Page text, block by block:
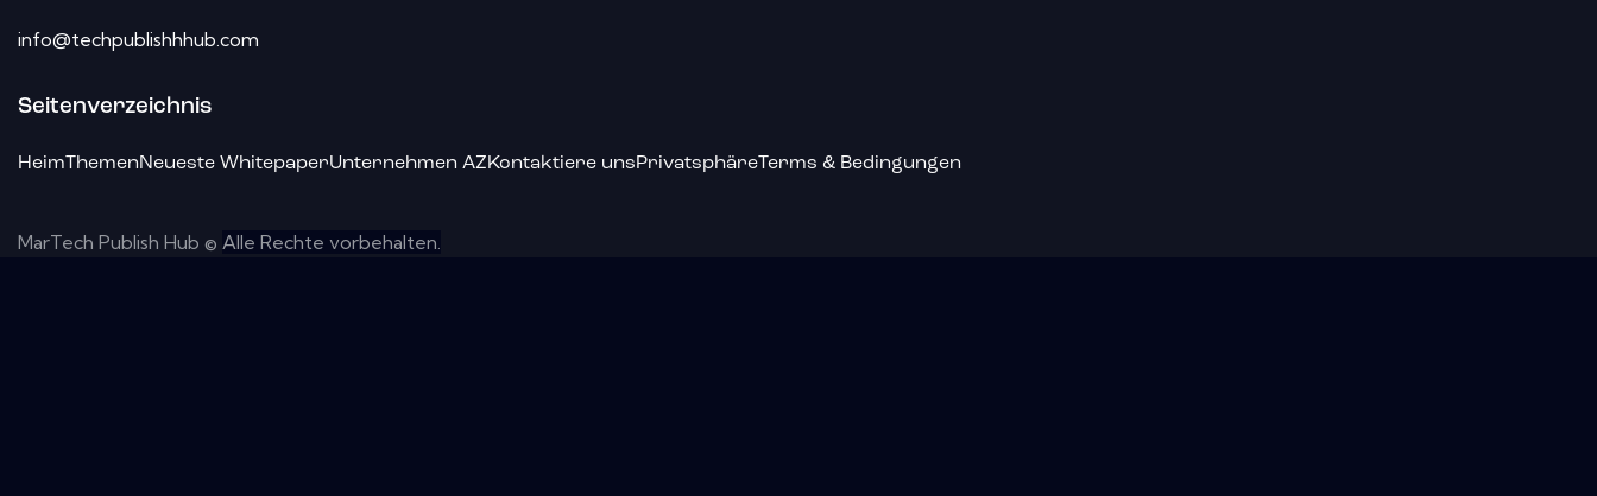
info@techpublishhhub.com
Seitenverzeichnis
HeimThemenNeueste WhitepaperUnternehmen AZKontaktiere unsPrivatsphäreTerms & Bedingungen
MarTech Publish Hub © Alle Rechte vorbehalten.